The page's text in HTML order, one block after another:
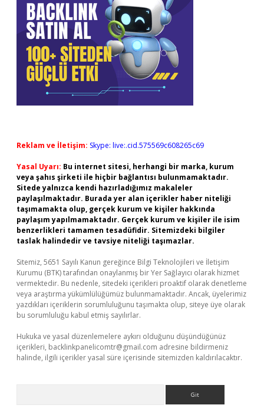
Reklam ve İletişim: Skype: live:.cid.575569c608265c69
Yasal Uyarı: Bu internet sitesi, herhangi bir marka, kurum
veya şahıs şirketi ile hiçbir bağlantısı bulunmamaktadır.
Sitede yalnızca kendi hazırladığımız makaleler
paylaşılmaktadır. Burada yer alan içerikler haber niteliği
taşımamakta olup, gerçek kurum ve kişiler hakkında
paylaşım yapılmamaktadır. Gerçek kurum ve kişiler ile isim
benzerlikleri tamamen tesadüfidir. Sitemizdeki bilgiler
taslak halindedir ve tavsiye niteliği taşımazlar.
Sitemiz, 5651 Sayılı Kanun gereğince Bilgi Teknolojileri ve İletişim
Kurumu (BTK) tarafından onaylanmış bir Yer Sağlayıcı olarak hizmet
vermektedir. Bu nedenle, sitedeki içerikleri proaktif olarak denetleme
veya araştırma yükümlülüğümüz bulunmamaktadır. Ancak, üyelerimiz
yazdıkları içeriklerin sorumluluğunu taşımakta olup, siteye üye olarak
bu sorumluluğu kabul etmiş sayılırlar.
Hukuka ve yasal düzenlemelere aykırı olduğunu düşündüğünüz
içerikleri, backlinkpanelicomtr@gmail.com adresine bildirmeniz
halinde, ilgili içerikler yasal süre içerisinde sitemizden kaldırılacaktır.